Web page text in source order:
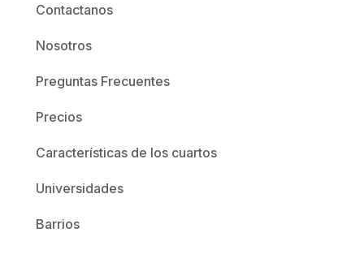
Contactanos
Nosotros
Preguntas Frecuentes
Precios
Características de los cuartos
Universidades
Barrios